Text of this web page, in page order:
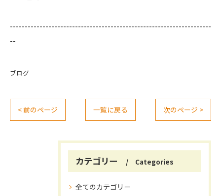
--------------------------------------------------------------------
--
ブログ
< 前のページ 一覧に戻る 次のページ >
カテゴリー Categories
全てのカテゴリー